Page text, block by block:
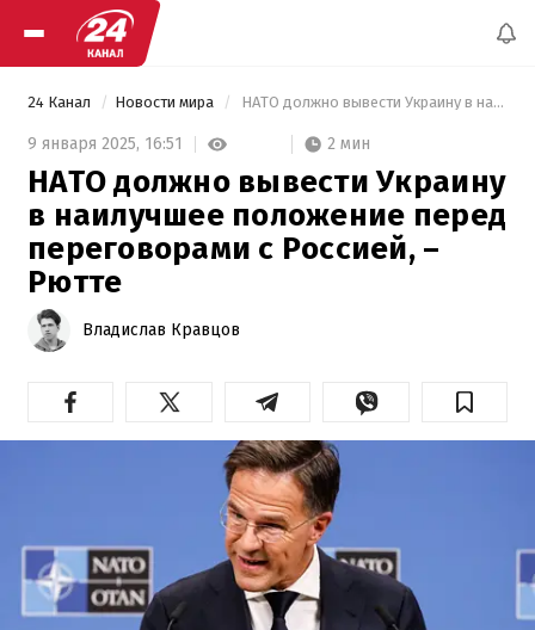
24 Канал Новости мира НАТО должно вывести Украину в наилучшее положение перед переговорами с Россией, – Рютте
9 января 2025, 16:51 2 мин
НАТО должно вывести Украину
в наилучшее положение перед
переговорами с Россией, –
Рютте
Владислав Кравцов